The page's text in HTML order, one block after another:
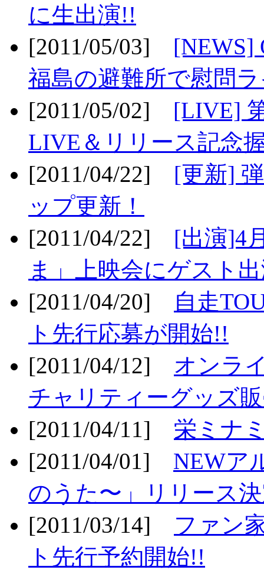
に生出演!!
[2011/05/03] [NEWS]
福島の避難所で慰問
[2011/05/02] [LIVE]
LIVE＆リリース記念
[2011/04/22] [更新]
ップ更新！
[2011/04/22] [出演]4
ま」上映会にゲスト
[2011/04/20]
自走
ト先行応募が開始!!
[2011/04/12] オンラ
チャリティーグッズ
[2011/04/11] 栄ミナ
[2011/04/01] NEWア
のうた〜」リリース
[2011/03/14] ファン
ト先行予約開始!!